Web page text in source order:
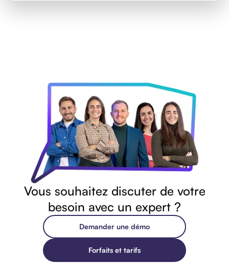
Vous souhaitez discuter de votre
besoin avec un expert ?
Demander une démo
Forfaits et tarifs